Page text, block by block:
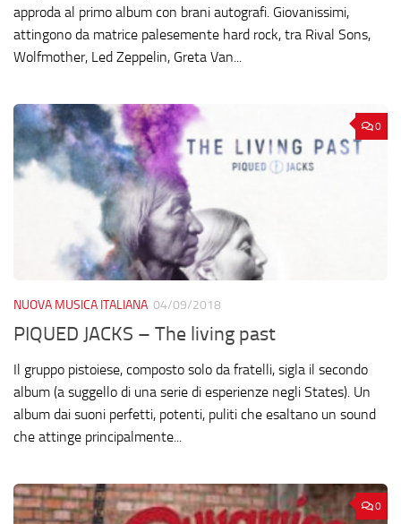
approda al primo album con brani autografi. Giovanissimi,
attingono da matrice palesemente hard rock, tra Rival Sons,
Wolfmother, Led Zeppelin, Greta Van...
0
NUOVA MUSICA ITALIANA 04/09/2018
PIQUED JACKS – The living past
Il gruppo pistoiese, composto solo da fratelli, sigla il secondo
album (a suggello di una serie di esperienze negli States). Un
album dai suoni perfetti, potenti, puliti che esaltano un sound
che attinge principalmente...
0